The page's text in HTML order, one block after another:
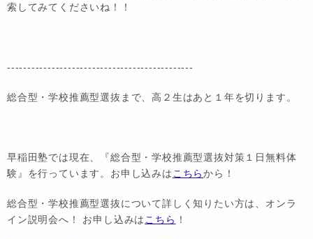
索してみてくださいね！！
----------------------------------------------
総合型・学校推薦型選抜まで、高２生はあと１年を切ります。
早稲田塾では現在、『総合型・学校推薦型選抜対策１日無料体
験』を行っています。お申し込みは こちらから！
総合型・学校推薦型選抜について詳しく知りたい方は、オンラ
イン説明会へ！ お申し込みは こちら ！